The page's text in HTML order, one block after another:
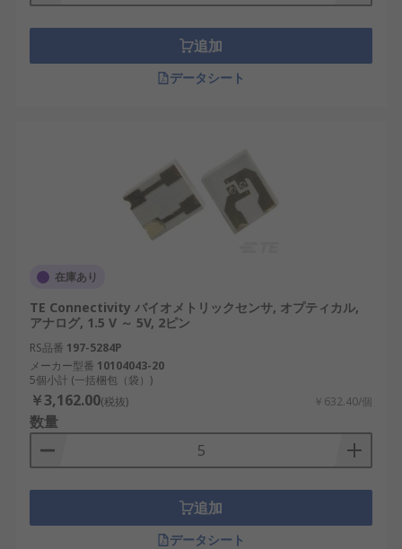
追加
データシート
在庫あり
TE Connectivity バイオメトリックセンサ, オプティカル,
アナログ, 1.5 V ～ 5V, 2ピン
RS品番 197-5284P
メーカー型番 10104043-20
5個小計 (一括梱包（袋）)
￥3,162.00(税抜) ￥632.40/個
数量
追加
データシート